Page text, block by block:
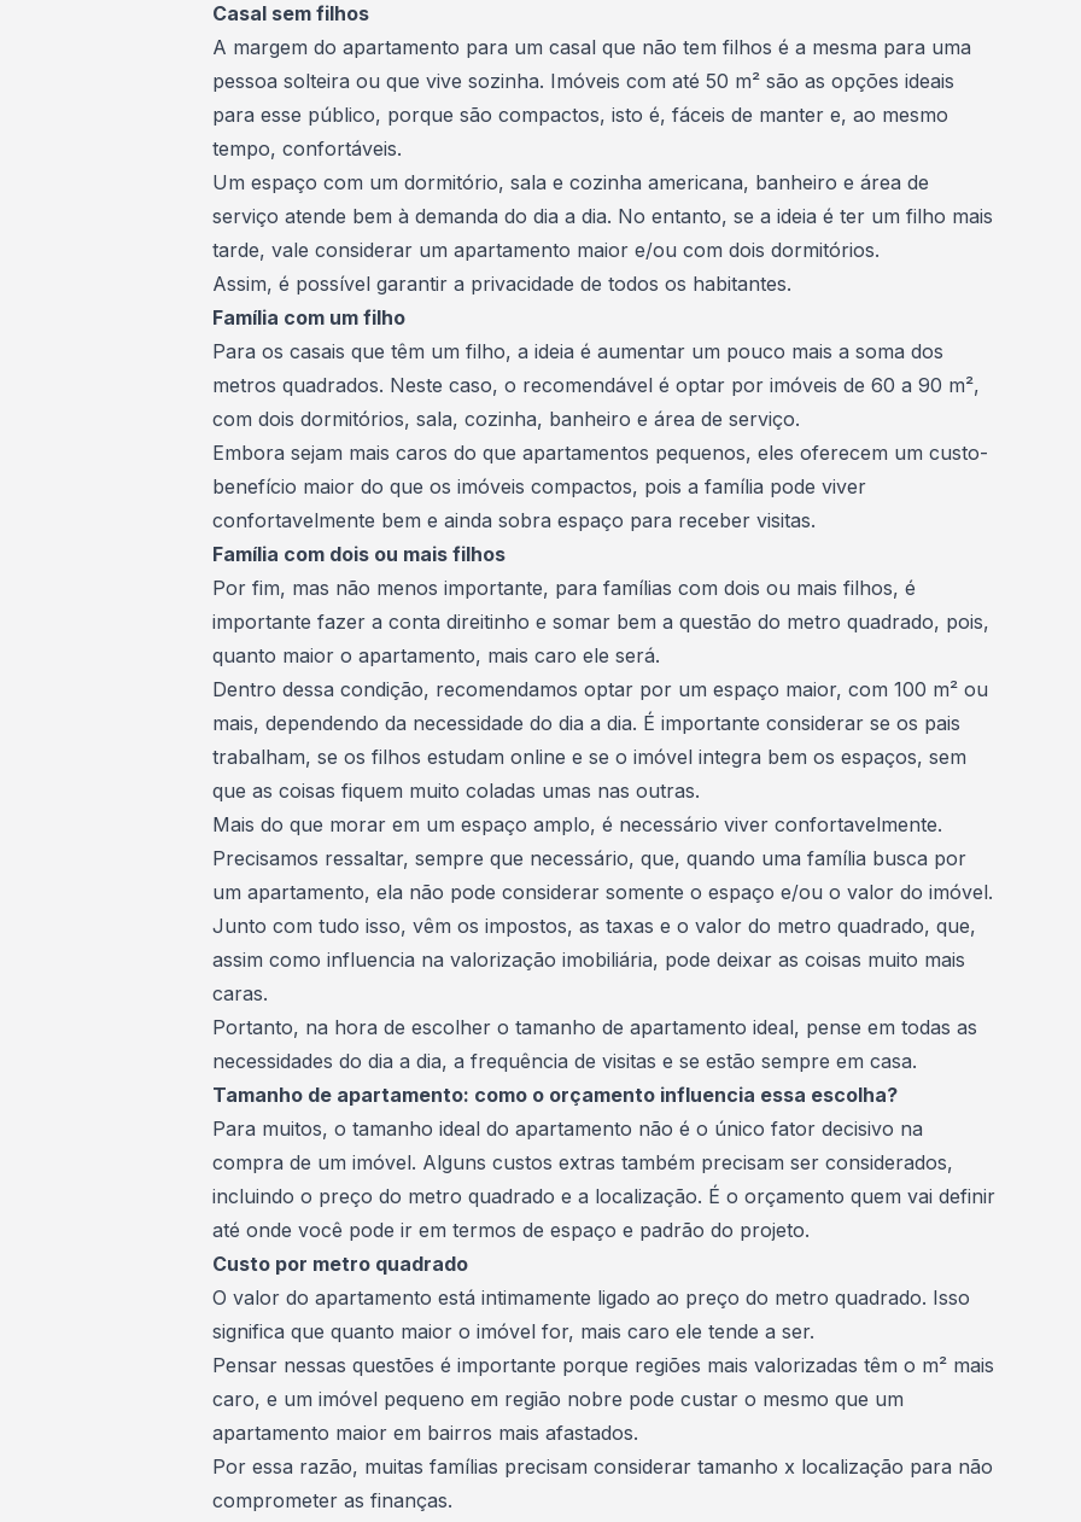
Casal sem filhos
A margem do apartamento para um casal que não tem filhos é a mesma para uma
pessoa solteira ou que vive sozinha. Imóveis com até 50 m² são as opções ideais
para esse público, porque são compactos, isto é, fáceis de manter e, ao mesmo
tempo, confortáveis.
Um espaço com um dormitório, sala e cozinha americana, banheiro e área de
serviço atende bem à demanda do dia a dia. No entanto, se a ideia é ter um filho mais
tarde, vale considerar um apartamento maior e/ou com dois dormitórios.
Assim, é possível garantir a privacidade de todos os habitantes.
Família com um filho
Para os casais que têm um filho, a ideia é aumentar um pouco mais a soma dos
metros quadrados. Neste caso, o recomendável é optar por imóveis de 60 a 90 m²,
com dois dormitórios, sala, cozinha, banheiro e área de serviço.
Embora sejam mais caros do que apartamentos pequenos, eles oferecem um custo-
benefício maior do que os imóveis compactos, pois a família pode viver
confortavelmente bem e ainda sobra espaço para receber visitas.
Família com dois ou mais filhos
Por fim, mas não menos importante, para famílias com dois ou mais filhos, é
importante fazer a conta direitinho e somar bem a questão do metro quadrado, pois,
quanto maior o apartamento, mais caro ele será.
Dentro dessa condição, recomendamos optar por um espaço maior, com 100 m² ou
mais, dependendo da necessidade do dia a dia. É importante considerar se os pais
trabalham, se os filhos estudam online e se o imóvel integra bem os espaços, sem
que as coisas fiquem muito coladas umas nas outras.
Mais do que morar em um espaço amplo, é necessário viver confortavelmente.
Precisamos ressaltar, sempre que necessário, que, quando uma família busca por
um apartamento, ela não pode considerar somente o espaço e/ou o valor do imóvel.
Junto com tudo isso, vêm os impostos, as taxas e o valor do metro quadrado, que,
assim como influencia na valorização imobiliária, pode deixar as coisas muito mais
caras.
Portanto, na hora de escolher o tamanho de apartamento ideal, pense em todas as
necessidades do dia a dia, a frequência de visitas e se estão sempre em casa.
Tamanho de apartamento: como o orçamento influencia essa escolha?
Para muitos, o tamanho ideal do apartamento não é o único fator decisivo na
compra de um imóvel. Alguns custos extras também precisam ser considerados,
incluindo o preço do metro quadrado e a localização. É o orçamento quem vai definir
até onde você pode ir em termos de espaço e padrão do projeto.
Custo por metro quadrado
O valor do apartamento está intimamente ligado ao preço do metro quadrado. Isso
significa que quanto maior o imóvel for, mais caro ele tende a ser.
Pensar nessas questões é importante porque regiões mais valorizadas têm o m² mais
caro, e um imóvel pequeno em região nobre pode custar o mesmo que um
apartamento maior em bairros mais afastados.
Por essa razão, muitas famílias precisam considerar tamanho x localização para não
comprometer as finanças.